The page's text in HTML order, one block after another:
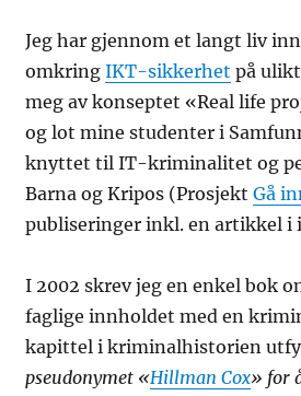
Jeg har gjennom et langt liv
omkring IKT-sikkerhet på
meg av konseptet «Real life
og lot mine studenter i
knyttet til IT-kriminalitet og
Barna og Kripos (Prosjekt Gå
publiseringer inkl. en artikkel
I 2002 skrev jeg en enkel bok
faglige innholdet med en
kapittel i kriminalhistorien
pseudonymet «Hillman Cox» for